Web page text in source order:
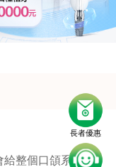
長者優惠
給整個口頜系統帶